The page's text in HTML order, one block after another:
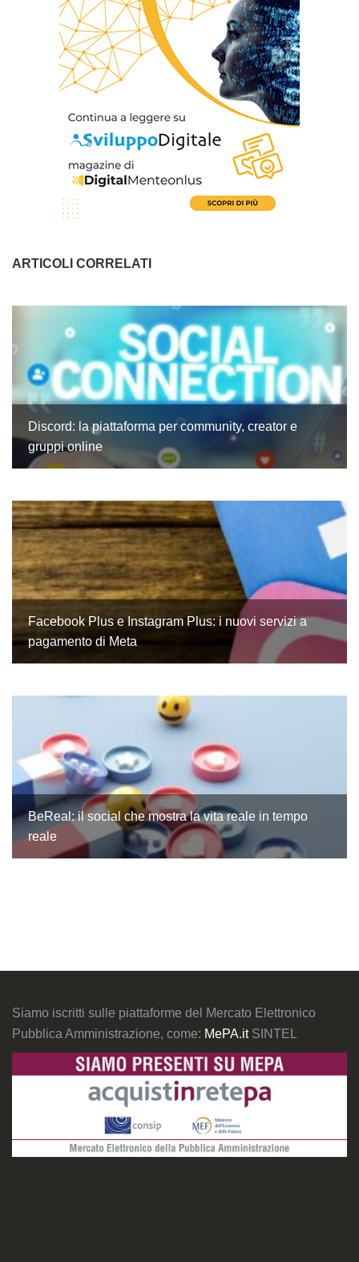
ARTICOLI CORRELATI
Discord: la piattaforma per community, creator e
gruppi online
Facebook Plus e Instagram Plus: i nuovi servizi a
pagamento di Meta
BeReal: il social che mostra la vita reale in tempo
reale
Siamo iscritti sulle piattaforme del Mercato Elettronico
Pubblica Amministrazione, come: MePA.it SINTEL